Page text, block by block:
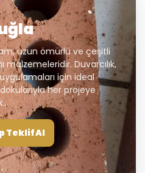
uzun ömürlü ve çeşitli
Duvarcılık,
için ideal
her projeye
Teklif Al